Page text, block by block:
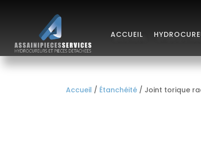
ACCUEIL
Accueil / Étanchéité / Joint torique